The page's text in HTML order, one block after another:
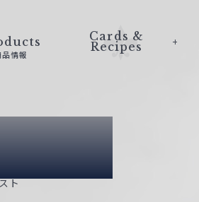
品情報
Cards &
Recipes
List
ト